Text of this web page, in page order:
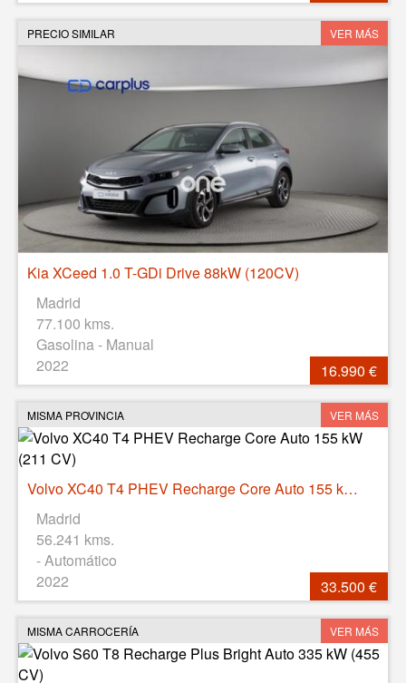
PRECIO SIMILAR VER MÁS
Kia XCeed 1.0 T-GDi Drive 88kW (120CV)
Madrid
77.100 kms.
Gasolina - Manual
2022
16.990 €
MISMA PROVINCIA VER MÁS
Volvo XC40 T4 PHEV Recharge Core Auto 155 kW (211 CV)
Madrid
56.241 kms.
- Automático
2022
33.500 €
MISMA CARROCERÍA VER MÁS